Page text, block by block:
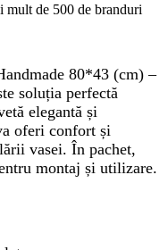
mult de 500 de branduri
80*43 (cm) –
soluția perfectă
elegantă și
oferi confort și
vasei. În pachet,
montaj și utilizare.